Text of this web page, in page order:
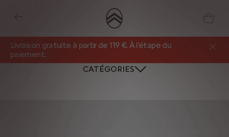
Livraison gratuite à partir de 119 €. À l’étape du
paiement.
CATÉGORIES